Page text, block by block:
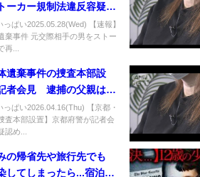
ーカー規制法違反容疑で
ぱい2025.05.28(Wed) 【速報】
棄事件 元交際相手の男をストー
再...
遺棄事件の捜査本部設
者会見 逮捕の父親は容
ーカット】｜TBS NEWS
ぱい2026.04.16(Thu) 【京都・
査本部設置】京都府警が記者会
め...
の帰省先や旅行先でも
してしまったら...宿泊療